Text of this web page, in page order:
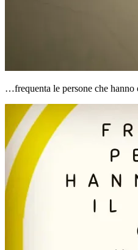
…frequenta le persone che